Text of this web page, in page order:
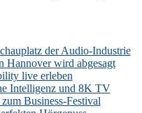
der Audio-Industrie
Hannover wird abgesagt
live erleben
Intelligenz und 8K TV
Business-Festival